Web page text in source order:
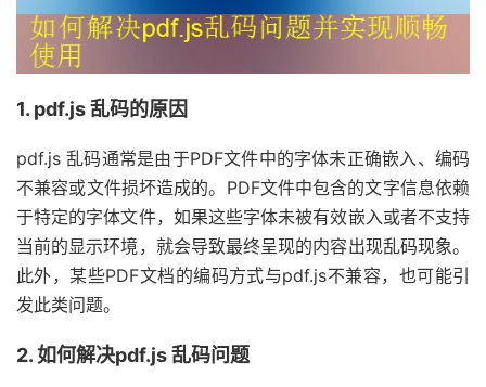
1. pdf.js 乱码的原因
pdf.js 乱码通常是由于PDF文件中的字体未正确嵌入、编码
不兼容或文件损坏造成的。PDF文件中包含的文字信息依赖
于特定的字体文件，如果这些字体未被有效嵌入或者不支持
当前的显示环境，就会导致最终呈现的内容出现乱码现象。
此外，某些PDF文档的编码方式与pdf.js不兼容，也可能引
发此类问题。
2. 如何解决pdf.js 乱码问题